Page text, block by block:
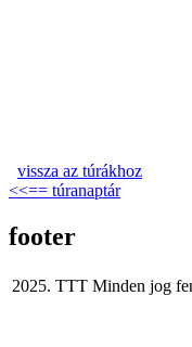
vissza az túrákhoz
<<== túranaptár
footer
2025. TTT Minden jog